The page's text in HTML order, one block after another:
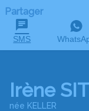
Partager
SMS
Irène
née KELLER